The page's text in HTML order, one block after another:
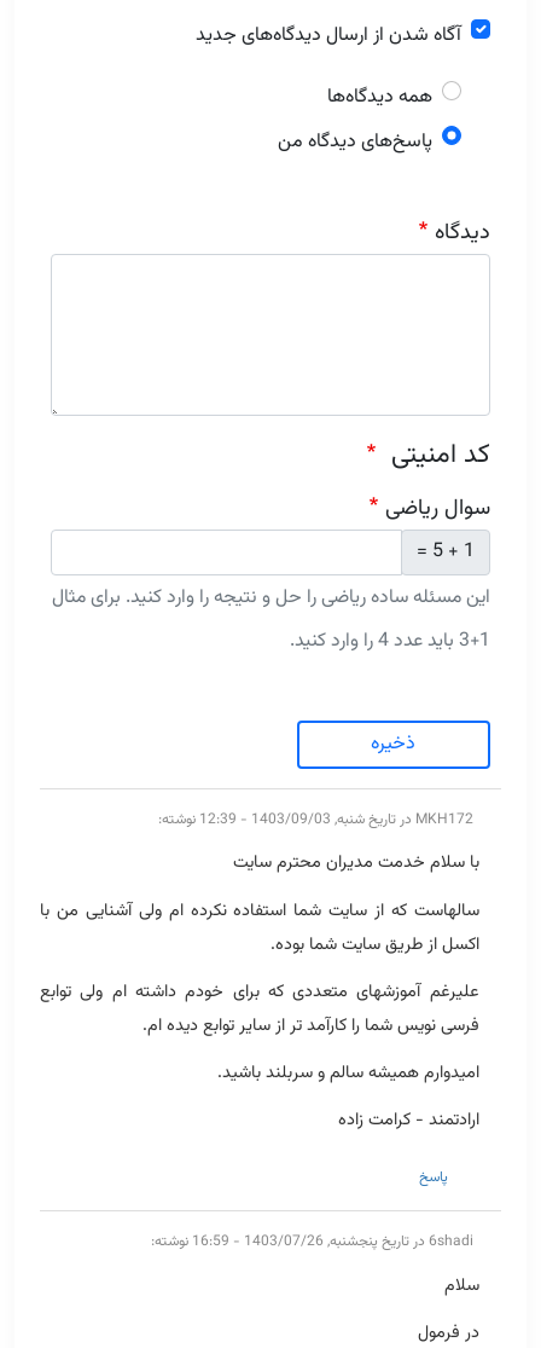
آگاه شدن از ارسال دیدگاه‌های جدید
همه دیدگاه‌ها
پاسخ‌های دیدگاه من
دیدگاه
کد امنیتی
سوال ریاضی
1 + 5 =
این مسئله ساده ریاضی را حل و نتیجه را وارد کنید. برای مثال
1+3 باید عدد 4 را وارد کنید.
ذخیره
MKH172 در تاریخ شنبه, 1403/09/03 - 12:39 نوشته:
با سلام خدمت مدیران محترم سایت
سالهاست که از سایت شما استفاده نکرده ام ولی آشنایی من با
اکسل از طریق سایت شما بوده.
علیرغم آموزشهای متعددی که برای خودم داشته ام ولی توابع
فرسی نویس شما را کارآمد تر از سایر توابع دیده ام.
امیدوارم همیشه سالم و سربلند باشید.
ارادتمند - کرامت زاده
پاسخ
6shadi در تاریخ پنجشنبه, 1403/07/26 - 16:59 نوشته:
سلام
در فرمول